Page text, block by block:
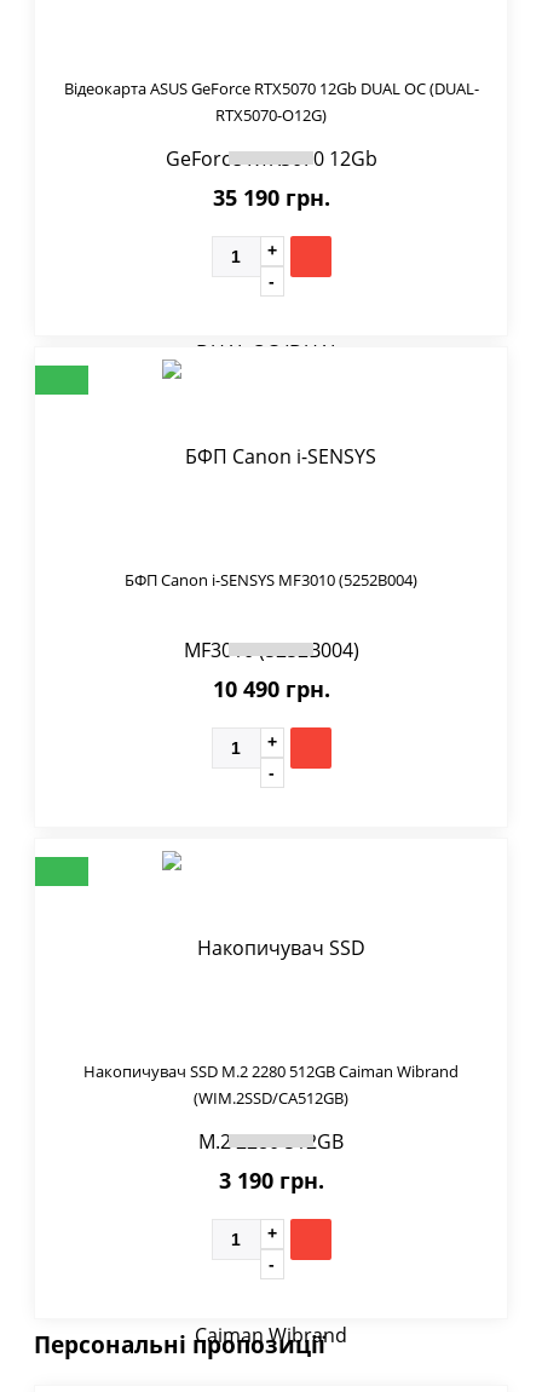
Відеокарта ASUS GeForce RTX5070 12Gb DUAL OC (DUAL-
RTX5070-O12G)
35 190 грн.
БФП Canon i-SENSYS MF3010 (5252B004)
10 490 грн.
Накопичувач SSD M.2 2280 512GB Caiman Wibrand
(WIM.2SSD/CA512GB)
3 190 грн.
Персональні пропозиції